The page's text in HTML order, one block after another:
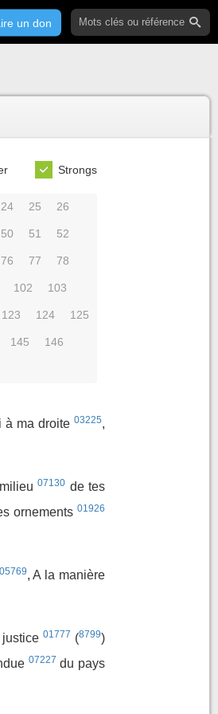
un don
Strongs
24 25 26
50 51 52
76 77 78
102 103
123 124 125
145 146
à ma droite03225,
07130 de tes
ornements01926
05769, A la manière
justice 01777 (8799)
07227 du pays